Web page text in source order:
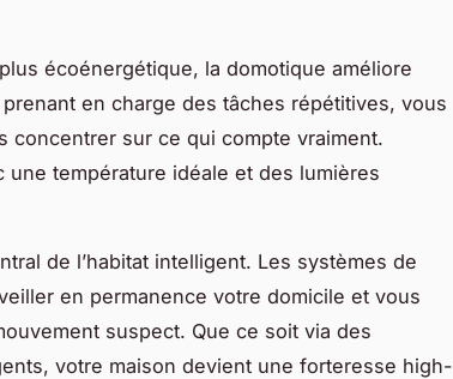
écoénergétique, la domotique améliore
en charge des tâches répétitives, vous
concentrer sur ce qui compte vraiment.
température idéale et des lumières
de l’habitat intelligent. Les systèmes de
en permanence votre domicile et vous
suspect. Que ce soit via des
votre maison devient une forteresse high-